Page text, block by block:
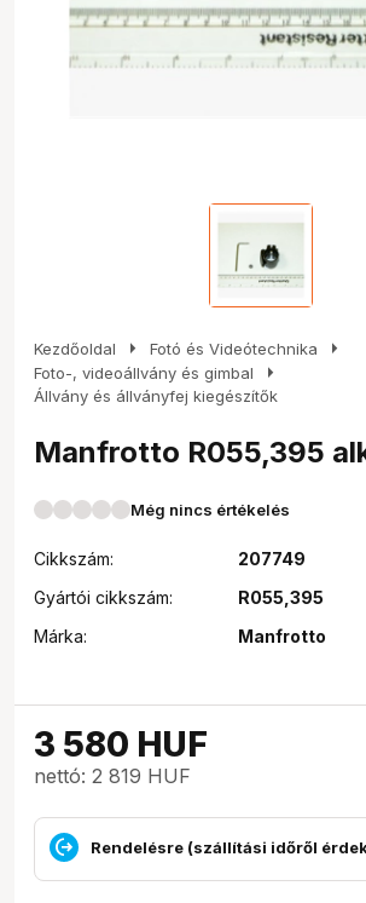
Kezdőoldal arrow_right Fotó és Videótechnika arrow_right
Foto-, videoállvány és gimbal arrow_right
Állvány és állványfej kiegészítők
Manfrotto R055,395
Még nincs értékelés
Cikkszám:
207749
Gyártói cikkszám:
R055,395
Márka:
Manfrotto
3 580 HUF
nettó: 2 819 HUF
Rendelésre (szállítási időről